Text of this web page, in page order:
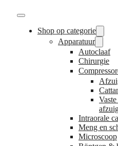
Shop op categorie
Apparatuur
Autoclaaf
Chirurgie
Intraorale
Meng en
Microscoop